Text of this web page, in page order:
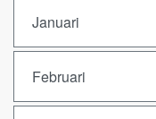
Januari
Februari